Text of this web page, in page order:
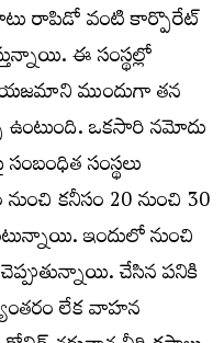
రాపిడో వంటి కార్పొరేట్
ఈ సంస్థల్లో
యజమాని ముందుగా తన
ఒకసారి నమోదు
సంస్థలు
కనీసం 20 నుంచి 30
ఇందులో నుంచి
చేసిన పనికి
లేక వాహన